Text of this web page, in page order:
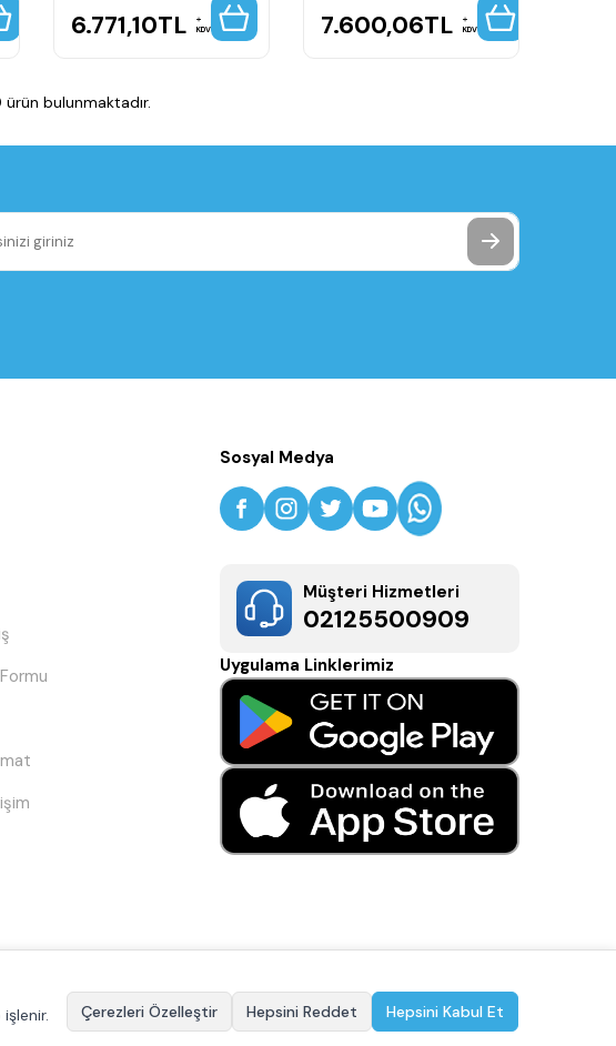
6.771,10TL KDV 7.600,06TL KDV
bulunmaktadır.
Sosyal Medya
Müşteri Hizmetleri
02125500909
Uygulama Linklerimiz
Çerezleri Özelleştir Hepsini Reddet Hepsini Kabul Et